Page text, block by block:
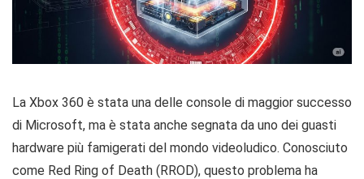
La Xbox 360 è stata una delle console di maggior successo
di Microsoft, ma è stata anche segnata da uno dei guasti
hardware più famigerati del mondo videoludico. Conosciuto
come Red Ring of Death (RROD), questo problema ha